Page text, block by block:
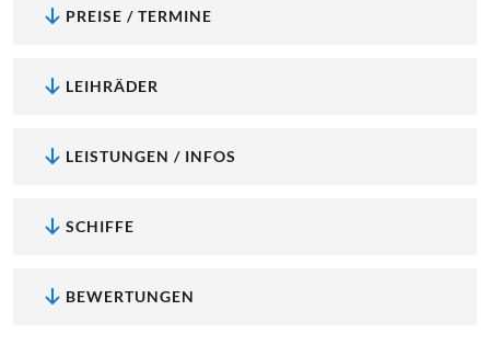
PREISE / TERMINE
LEIHRÄDER
LEISTUNGEN / INFOS
SCHIFFE
BEWERTUNGEN